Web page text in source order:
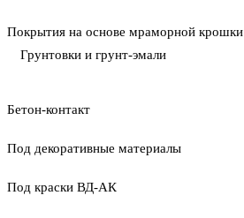
Покрытия на основе мраморной крошки
Грунтовки и грунт-эмали
Бетон-контакт
Под декоративные материалы
Под краски ВД-АК